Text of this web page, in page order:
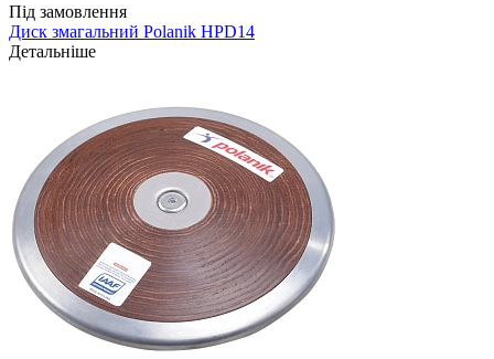
Під замовлення
Диск змагальний Polanik HPD14
Детальніше